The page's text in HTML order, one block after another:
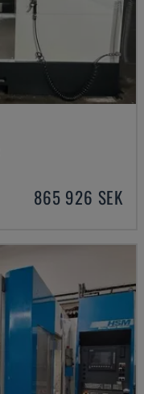
865 926 SEK